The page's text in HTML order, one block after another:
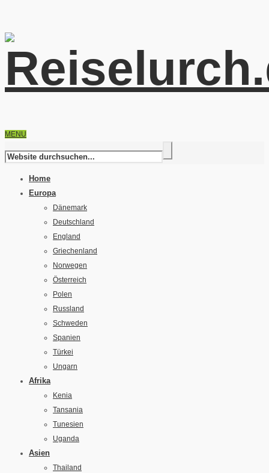
MENU
Home
Europa
Dänemark
Deutschland
England
Griechenland
Norwegen
Österreich
Polen
Russland
Schweden
Spanien
Türkei
Ungarn
Afrika
Kenia
Tansania
Tunesien
Uganda
Asien
Thailand